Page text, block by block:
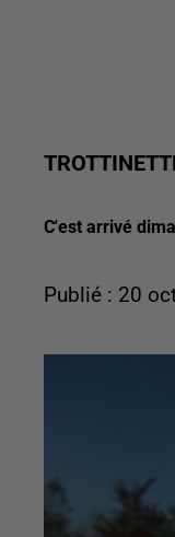
C'est arrivé
Publié : 20